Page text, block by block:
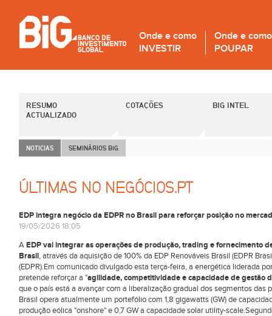
Onde e como
INVESTIR
Onde e como
POUPAR
RESUMO
ACTUALIZADO
COTAÇÕES BIG INTEL
NOTICIAS SEMINÁRIOS BiG
ÚLTIMAS NO NEGÓCIOS.PT
EDP integra negócio da EDPR no Brasil para reforçar posição no
19/05/2026 18:05
AEDP vai integrar as operações de produção, trading e fornecimento
Brasil, através da aquisição de 100% da EDP Renováveis Brasil (EDPR
(EDPR).Em comunicado divulgado esta terça-feira, a energética liderada
pretende reforçar a "agilidade, competitividade e capacidade de gestão
que o país está a avançar com a liberalização gradual dos segmentos das
Brasil opera atualmente um portefólio com 1,8 gigawatts (GW) de
produção eólica "onshore" e 0,7 GW a capacidade solar utility-